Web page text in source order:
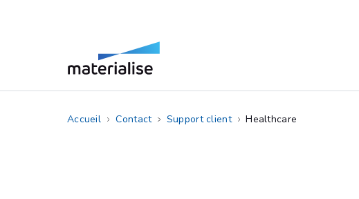
Accueil Contact Support client Healthcare